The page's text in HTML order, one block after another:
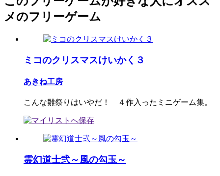
メのフリーゲーム
ミコのクリスマスけいかく３
あきね工房
こんな雛祭りはいやだ！ ４作入ったミニゲーム集。
霊幻道士弐～風の勾玉～